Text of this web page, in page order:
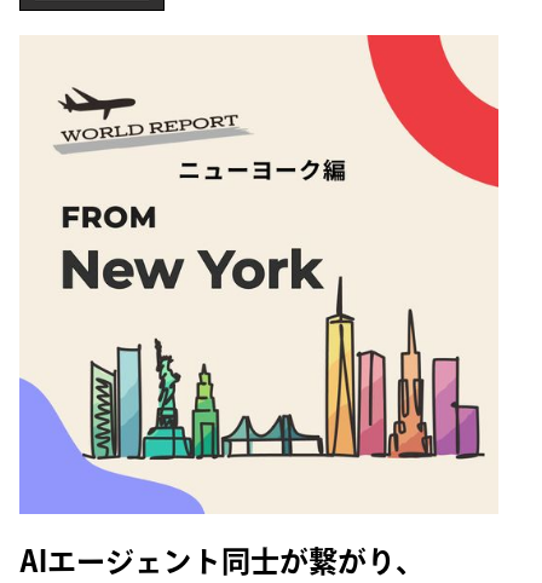
WORLD REPORT
AIエージェント同士が繋がり、